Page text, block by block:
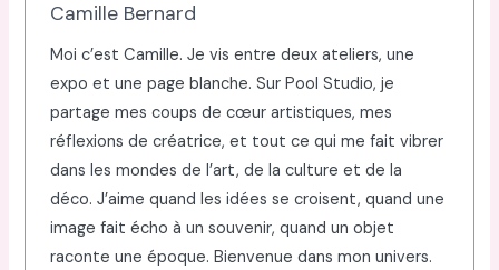
Camille Bernard
Moi c’est Camille. Je vis entre deux ateliers, une
expo et une page blanche. Sur Pool Studio, je
partage mes coups de cœur artistiques, mes
réflexions de créatrice, et tout ce qui me fait vibrer
dans les mondes de l’art, de la culture et de la
déco. J’aime quand les idées se croisent, quand une
image fait écho à un souvenir, quand un objet
raconte une époque. Bienvenue dans mon univers.